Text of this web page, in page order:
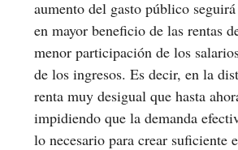
aumento del gasto público
en mayor beneficio de las rentas
menor participación de los
de los ingresos. Es decir, en la
renta muy desigual que hasta
impidiendo que la demanda
lo necesario para crear suficiente